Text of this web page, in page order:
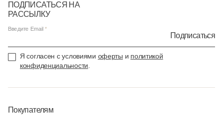
ПОДПИСАТЬСЯ НА
РАССЫЛКУ
Введите Email
Подписаться
Я согласен с условиями оферты и политикой
конфиденциальности
Покупателям